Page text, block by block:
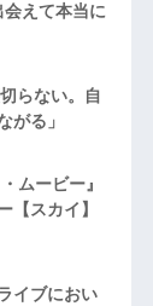
えて本当に
らない。自
がる」
ムービー』
【スカイ】
イブにおい